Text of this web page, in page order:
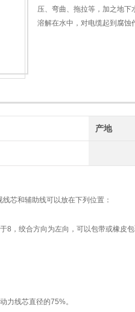
压、弯曲、拖拉等，加之地
溶解在水中，对电缆起到腐蚀
产地
芯和辅助线可以放在下列位置：
8，绞合方向为左向，可以包带或橡皮
力线芯直径的75%。